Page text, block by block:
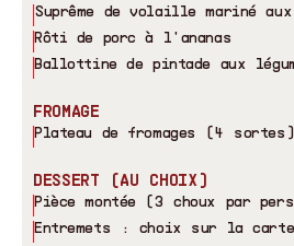
Suprême de volaille mariné
Rôti de porc à l'ananas
Ballottine de pintade aux
FROMAGE
Plateau de fromages (4 sortes)
DESSERT (AU CHOIX)
Pièce montée (3 choux par
Entremets : choix sur la